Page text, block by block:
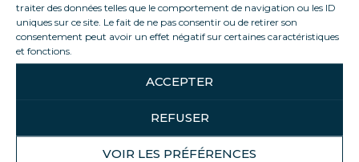
traiter des données telles que le comportement de navigation ou les ID
uniques sur ce site. Le fait de ne pas consentir ou de retirer son
consentement peut avoir un effet négatif sur certaines caractéristiques
et fonctions.
ACCEPTER
REFUSER
VOIR LES PRÉFÉRENCES
La LIMA es la vitrina refrigerada perfecta para
operaciones a corto y medio plazo. Todas nuestras
unidades vienen en una unidad independiente.
ASPECTOS DESTACADOS DEL
PRODUCTO